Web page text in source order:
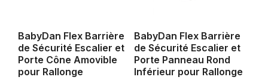
BabyDan Flex Barrière
de Sécurité Escalier et
Porte Cône Amovible
pour Rallonge
BabyDan Flex Barrière
de Sécurité Escalier et
Porte Panneau Rond
Inférieur pour Rallonge